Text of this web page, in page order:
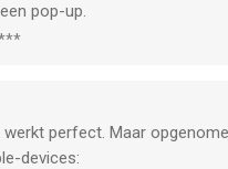
pop-up.
perfect. Maar
devices: